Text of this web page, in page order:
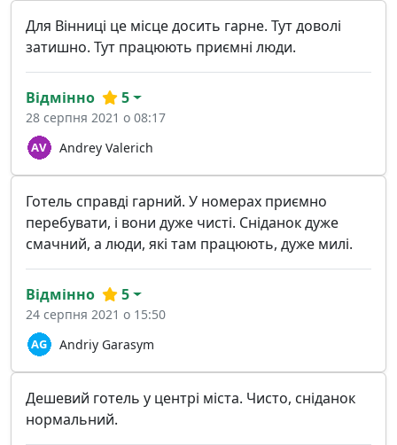
Для Вінниці це місце досить гарне. Тут доволі
затишно. Тут працюють приємні люди.
Andrey Valerich
Відмінно 5
28 серпня 2021 о 08:17
Готель справді гарний. У номерах приємно
перебувати, і вони дуже чисті. Сніданок дуже
смачний, а люди, які там працюють, дуже милі.
Andriy Garasym
Відмінно 5
24 серпня 2021 о 15:50
Дешевий готель у центрі міста. Чисто, сніданок
нормальний.